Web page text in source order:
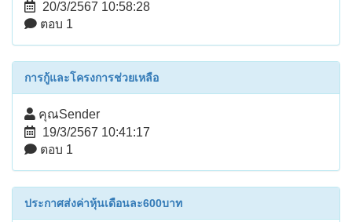
20/3/2567 10:58:28
ตอบ 1
การกู้และโครงการช่วยเหลือ
คุณSender
19/3/2567 10:41:17
ตอบ 1
ประกาศส่งค่าหุ้นเดือนละ600บาท